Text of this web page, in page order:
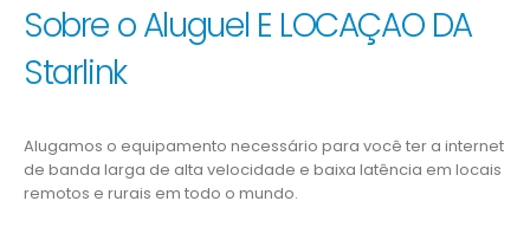
Sobre o Aluguel E LOCAÇAO DA
Starlink
Alugamos o equipamento necessário para você ter a internet
de banda larga de alta velocidade e baixa latência em locais
remotos e rurais em todo o mundo.